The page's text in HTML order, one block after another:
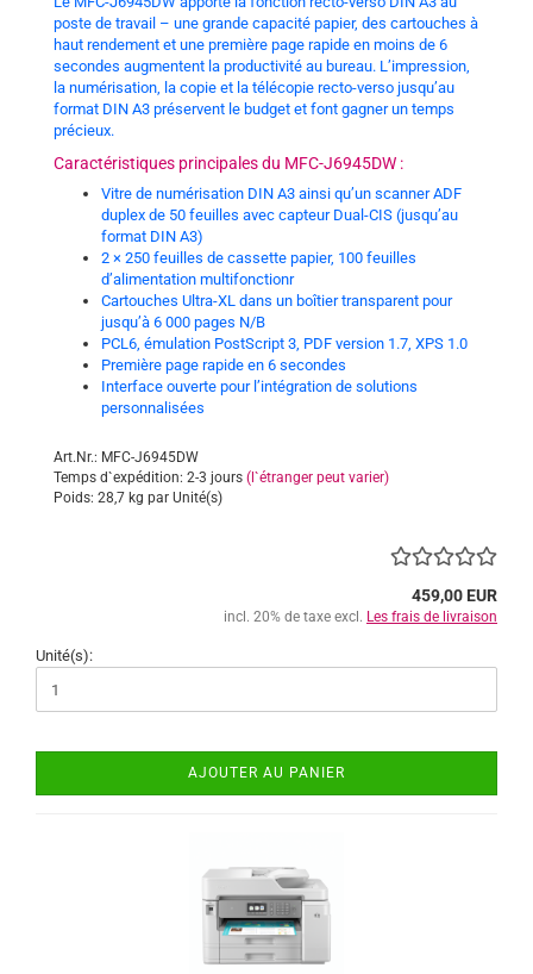
poste de travail – une grande capacité papier, des cartouches à
haut rendement et une première page rapide en moins de 6
secondes augmentent la productivité au bureau. L’impression,
la numérisation, la copie et la télécopie recto-verso jusqu’au
format DIN A3 préservent le budget et font gagner un temps
précieux.
Caractéristiques principales du MFC-J6945DW :
Vitre de numérisation DIN A3 ainsi qu’un scanner ADF
duplex de 50 feuilles avec capteur Dual-CIS (jusqu’au
format DIN A3)
2 × 250 feuilles de cassette papier, 100 feuilles
d’alimentation multifonctionr
Cartouches Ultra-XL dans un boîtier transparent pour
jusqu’à 6 000 pages N/B
PCL6, émulation PostScript 3, PDF version 1.7, XPS 1.0
Première page rapide en 6 secondes
Interface ouverte pour l’intégration de solutions
personnalisées
Art.Nr.: MFC-J6945DW
Temps d`expédition: 2-3 jours (l`étranger peut varier)
Poids: 28,7 kg par Unité(s)
459,00 EUR
incl. 20% de taxe excl. Les frais de livraison
Unité(s):
AJOUTER AU PANIER